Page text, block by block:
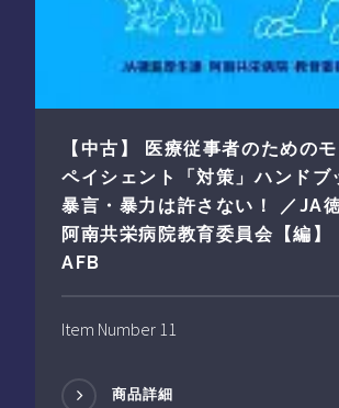
【中古】 医療従事者のための
ペイシェント「対策」ハンドブ
暴言・暴力は許さない！ ／JA
阿南共栄病院教育委員会【編】
AFB
Item Number 11
商品詳細